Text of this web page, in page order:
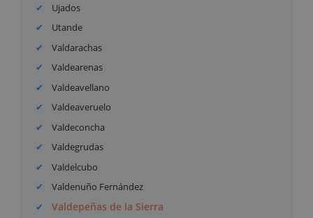
Ujados
Utande
Valdarachas
Valdearenas
Valdeavellano
Valdeaveruelo
Valdeconcha
Valdegrudas
Valdelcubo
Valdenuño Fernández
Valdepeñas de la Sierra